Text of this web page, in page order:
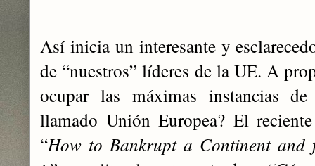
Así inicia un interesante y
de “nuestros” líderes de la UE. A
ocupar las máximas instancias
llamado Unión Europea? El
“How to Bankrupt a Continent and